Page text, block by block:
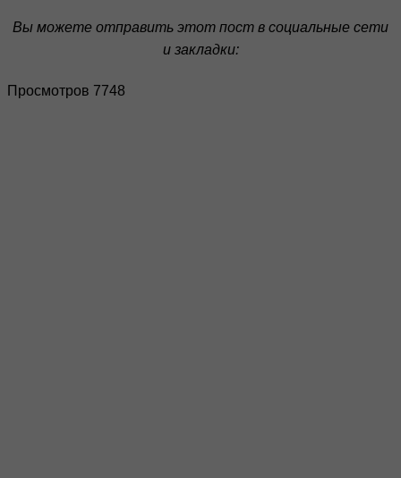
Вы можете отправить этот пост в социальные сети
и закладки:
Просмотров 7748